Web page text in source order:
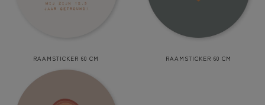
RAAMSTICKER 60 CM RAAMSTICKER 60 CM